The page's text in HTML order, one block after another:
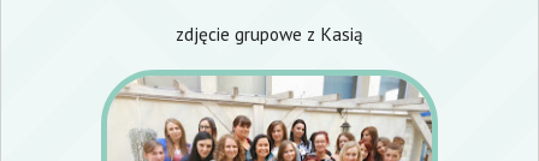
zdjęcie grupowe z Kasią